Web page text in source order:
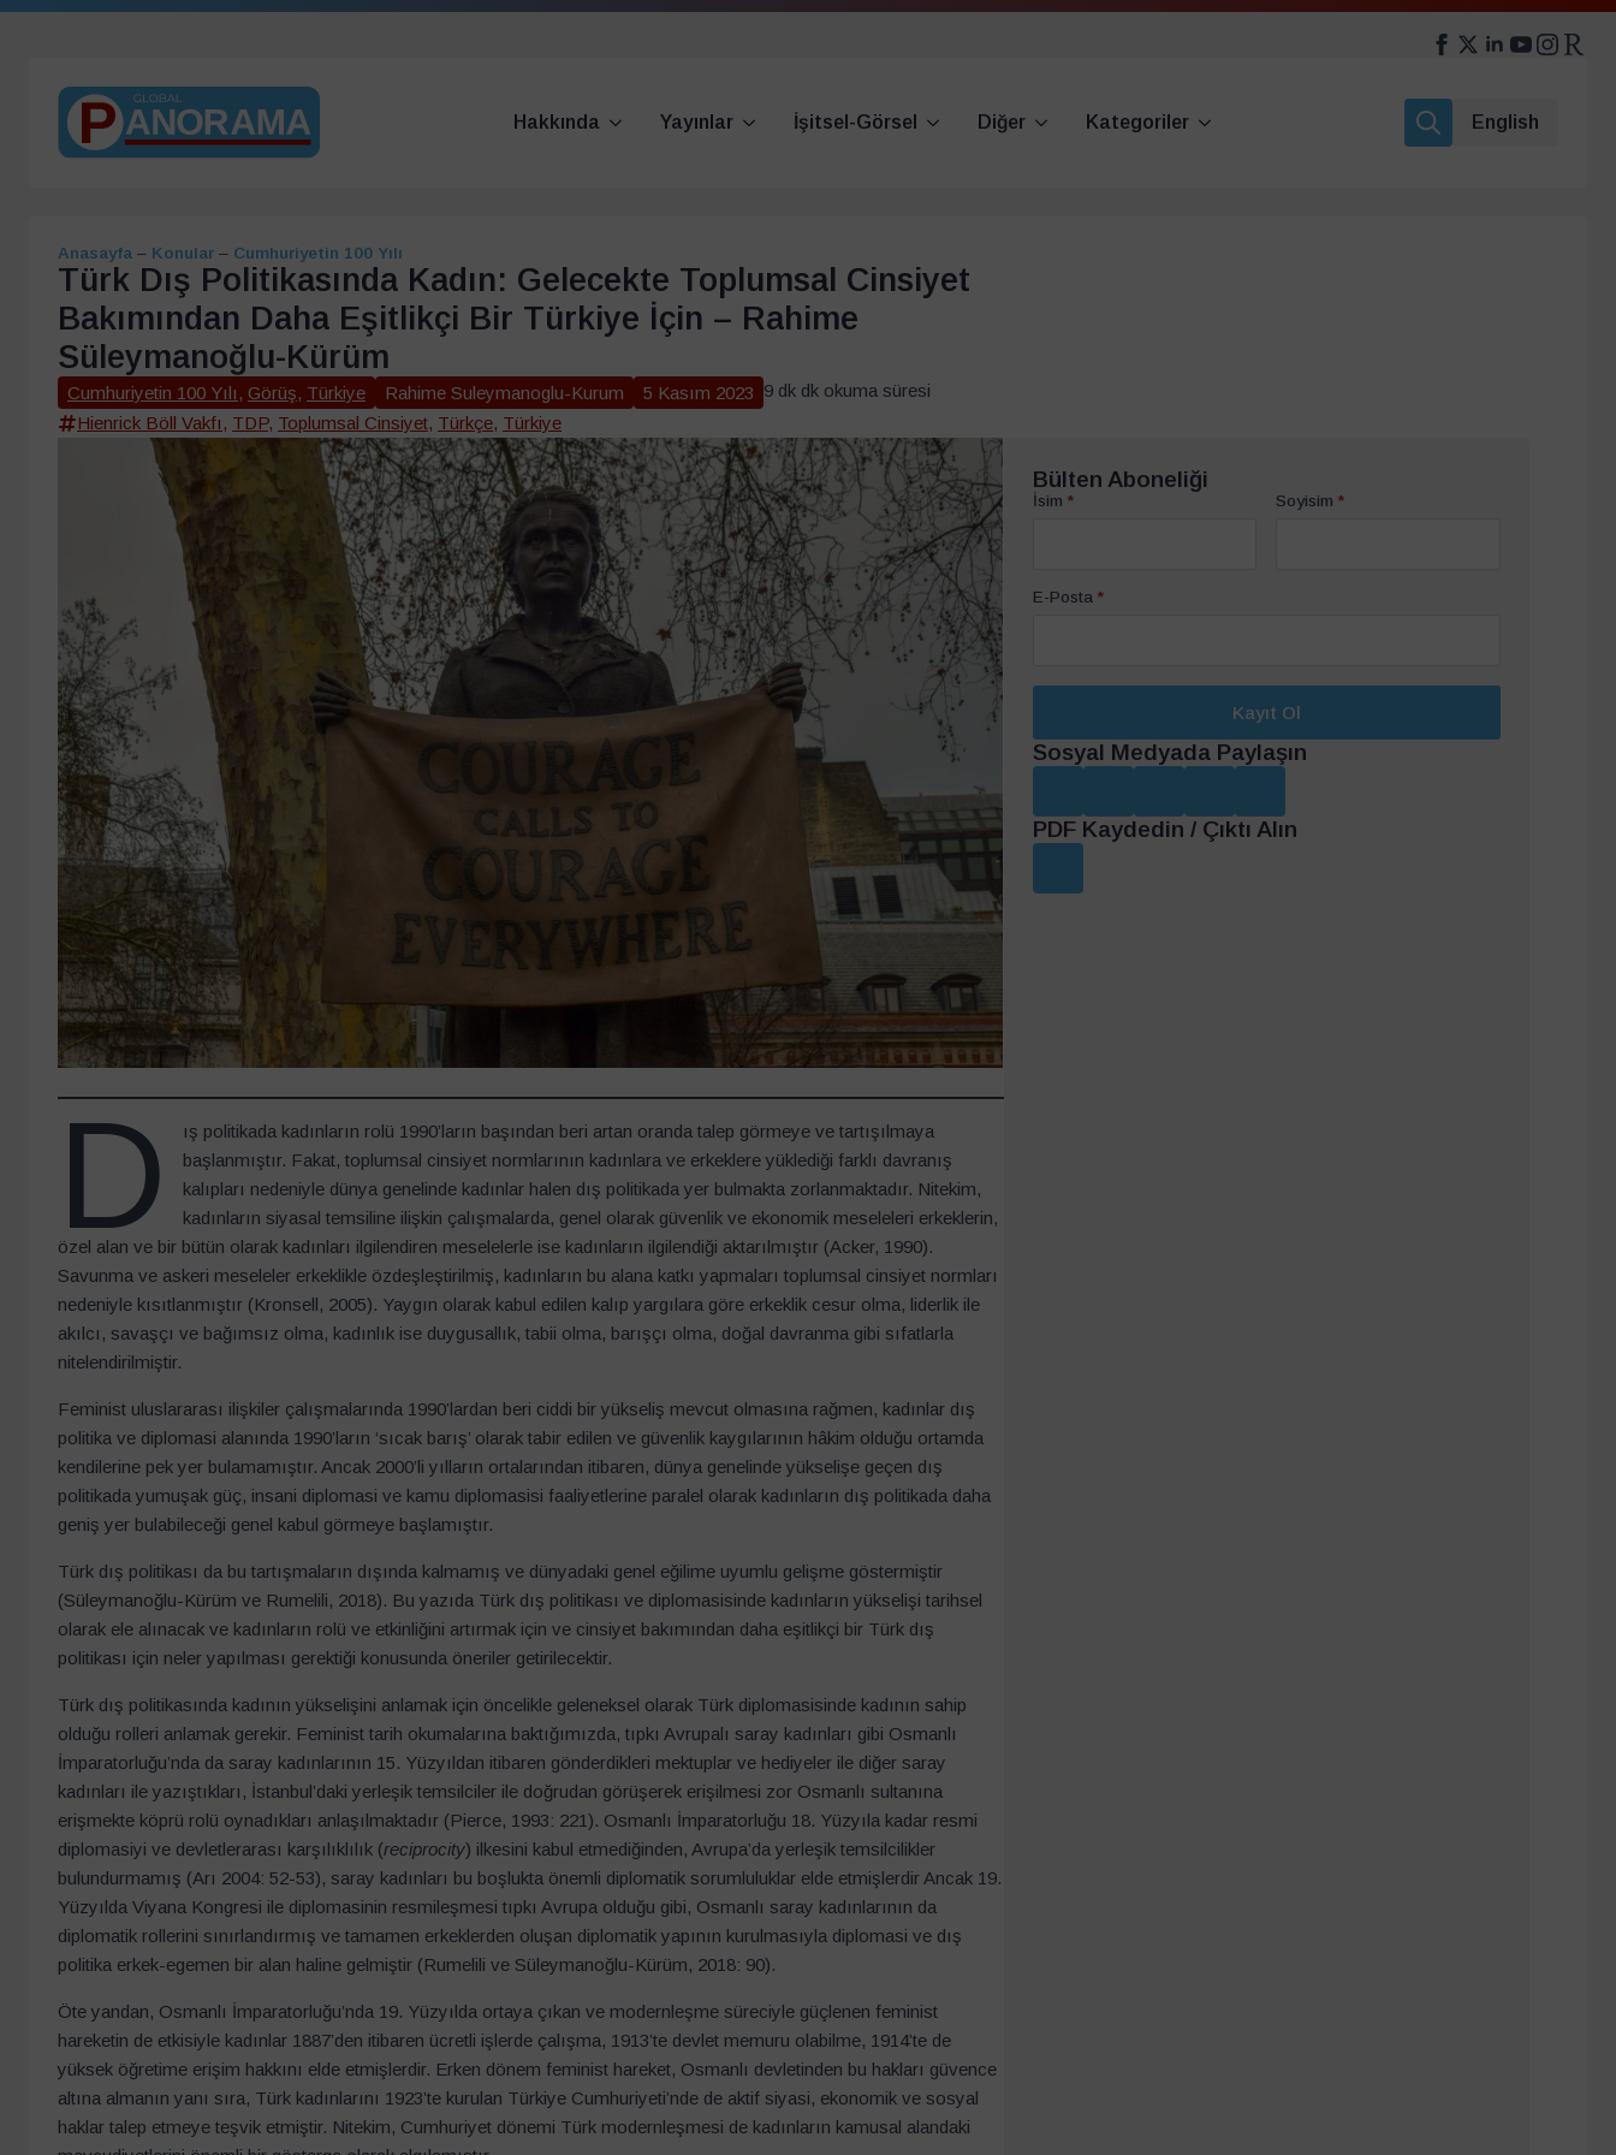
Hakkında Yayınlar İşitsel-Görsel Diğer
Kategoriler
English
Anasayfa – Konular – Cumhuriyetin 100 Yılı
Türk Dış Politikasında Kadın: Gelecekte Toplumsal Cinsiyet
Bakımından Daha Eşitlikçi Bir Türkiye İçin – Rahime
Süleymanoğlu-Kürüm
Cumhuriyetin 100 Yılı , Görüş, Türkiye Rahime Suleymanoglu-Kurum 5 Kasım 2023 9 dk dk okuma süresi
Hienrick Böll Vakfı , TDP, Toplumsal Cinsiyet, Türkçe, Türkiye
D
ış politikada kadınların rolü 1990’ların başından beri artan oranda talep görmeye ve tartışılmaya
başlanmıştır. Fakat, toplumsal cinsiyet normlarının kadınlara ve erkeklere yüklediği farklı davranış
kalıpları nedeniyle dünya genelinde kadınlar halen dış politikada yer bulmakta zorlanmaktadır. Nitekim,
kadınların siyasal temsiline ilişkin çalışmalarda, genel olarak güvenlik ve ekonomik meseleleri erkeklerin,
özel alan ve bir bütün olarak kadınları ilgilendiren meselelerle ise kadınların ilgilendiği aktarılmıştır (Acker, 1990).
Savunma ve askeri meseleler erkeklikle özdeşleştirilmiş, kadınların bu alana katkı yapmaları toplumsal cinsiyet normları
nedeniyle kısıtlanmıştır (Kronsell, 2005). Yaygın olarak kabul edilen kalıp yargılara göre erkeklik cesur olma, liderlik ile
akılcı, savaşçı ve bağımsız olma, kadınlık ise duygusallık, tabii olma, barışçı olma, doğal davranma gibi sıfatlarla
nitelendirilmiştir.
Feminist uluslararası ilişkiler çalışmalarında 1990’lardan beri ciddi bir yükseliş mevcut olmasına rağmen, kadınlar dış
politika ve diplomasi alanında 1990’ların ‘sıcak barış’ olarak tabir edilen ve güvenlik kaygılarının hâkim olduğu ortamda
kendilerine pek yer bulamamıştır. Ancak 2000’li yılların ortalarından itibaren, dünya genelinde yükselişe geçen dış
politikada yumuşak güç, insani diplomasi ve kamu diplomasisi faaliyetlerine paralel olarak kadınların dış politikada daha
geniş yer bulabileceği genel kabul görmeye başlamıştır.
Türk dış politikası da bu tartışmaların dışında kalmamış ve dünyadaki genel eğilime uyumlu gelişme göstermiştir
(Süleymanoğlu-Kürüm ve Rumelili, 2018). Bu yazıda Türk dış politikası ve diplomasisinde kadınların yükselişi tarihsel
olarak ele alınacak ve kadınların rolü ve etkinliğini artırmak için ve cinsiyet bakımından daha eşitlikçi bir Türk dış
politikası için neler yapılması gerektiği konusunda öneriler getirilecektir.
Türk dış politikasında kadının yükselişini anlamak için öncelikle geleneksel olarak Türk diplomasisinde kadının sahip
olduğu rolleri anlamak gerekir. Feminist tarih okumalarına baktığımızda, tıpkı Avrupalı saray kadınları gibi Osmanlı
İmparatorluğu’nda da saray kadınlarının 15. Yüzyıldan itibaren gönderdikleri mektuplar ve hediyeler ile diğer saray
kadınları ile yazıştıkları, İstanbul’daki yerleşik temsilciler ile doğrudan görüşerek erişilmesi zor Osmanlı sultanına
erişmekte köprü rolü oynadıkları anlaşılmaktadır (Pierce, 1993: 221). Osmanlı İmparatorluğu 18. Yüzyıla kadar resmi
diplomasiyi ve devletlerarası karşılıklılık (reciprocity) ilkesini kabul etmediğinden, Avrupa’da yerleşik temsilcilikler
bulundurmamış (Arı 2004: 52-53), saray kadınları bu boşlukta önemli diplomatik sorumluluklar elde etmişlerdir Ancak 19.
Yüzyılda Viyana Kongresi ile diplomasinin resmileşmesi tıpkı Avrupa olduğu gibi, Osmanlı saray kadınlarının da
diplomatik rollerini sınırlandırmış ve tamamen erkeklerden oluşan diplomatik yapının kurulmasıyla diplomasi ve dış
politika erkek-egemen bir alan haline gelmiştir (Rumelili ve Süleymanoğlu-Kürüm, 2018: 90).
Öte yandan, Osmanlı İmparatorluğu’nda 19. Yüzyılda ortaya çıkan ve modernleşme süreciyle güçlenen feminist
hareketin de etkisiyle kadınlar 1887’den itibaren ücretli işlerde çalışma, 1913’te devlet memuru olabilme, 1914’te de
yüksek öğretime erişim hakkını elde etmişlerdir. Erken dönem feminist hareket, Osmanlı devletinden bu hakları güvence
altına almanın yanı sıra, Türk kadınlarını 1923’te kurulan Türkiye Cumhuriyeti’nde de aktif siyasi, ekonomik ve sosyal
haklar talep etmeye teşvik etmiştir. Nitekim, Cumhuriyet dönemi Türk modernleşmesi de kadınların kamusal alandaki
Bülten Aboneliği
İsim * Soyisim *
E-Posta *
Kayıt Ol
Sosyal Medyada Paylaşın
PDF Kaydedin / Çıktı Alın